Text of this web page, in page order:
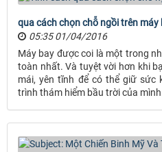
qua cách chọn chỗ ngồi trên máy
05:35 01/04/2016
Máy bay được coi là một trong
toàn nhất. Và tuyệt vời hơn khi
mái, yên tĩnh để có thể giữ sức
trình thám hiểm bầu trời của